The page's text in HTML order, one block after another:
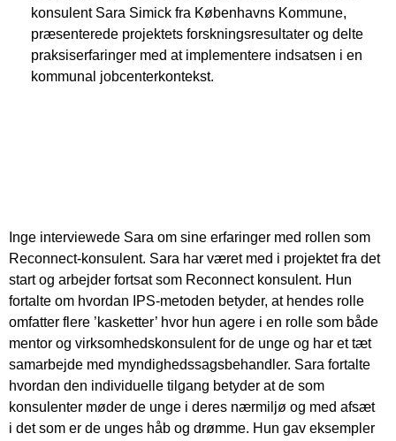
konsulent Sara Simick fra Københavns Kommune,
præsenterede projektets forskningsresultater og delte
praksiserfaringer med at implementere indsatsen i en
kommunal jobcenterkontekst.
Inge interviewede Sara om sine erfaringer med rollen som
Reconnect-konsulent. Sara har været med i projektet fra det
start og arbejder fortsat som Reconnect konsulent. Hun
fortalte om hvordan IPS-metoden betyder, at hendes rolle
omfatter flere ’kasketter’ hvor hun agere i en rolle som både
mentor og virksomhedskonsulent for de unge og har et tæt
samarbejde med myndighedssagsbehandler. Sara fortalte
hvordan den individuelle tilgang betyder at de som
konsulenter møder de unge i deres nærmiljø og med afsæt
i det som er de unges håb og drømme. Hun gav eksempler